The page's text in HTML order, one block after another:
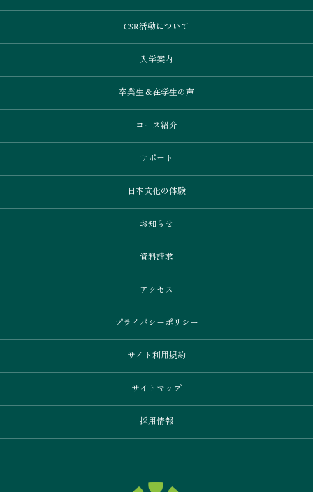
CSR活動について
入学案内
卒業⽣＆在学⽣の声
コース紹介
サポート
日本文化の体験
お知らせ
資料請求
アクセス
プライバシーポリシー
サイト利用規約
サイトマップ
採用情報